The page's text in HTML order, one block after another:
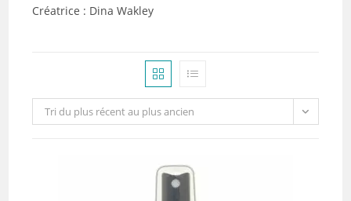
Créatrice : Dina Wakley
Tri du plus récent au plus ancien